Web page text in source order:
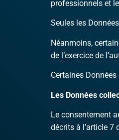
professionnels et
Seules les
Néanmoins,
de l’exercice de
Certaines
Les Données
Le consentement
décrits à l’article 7